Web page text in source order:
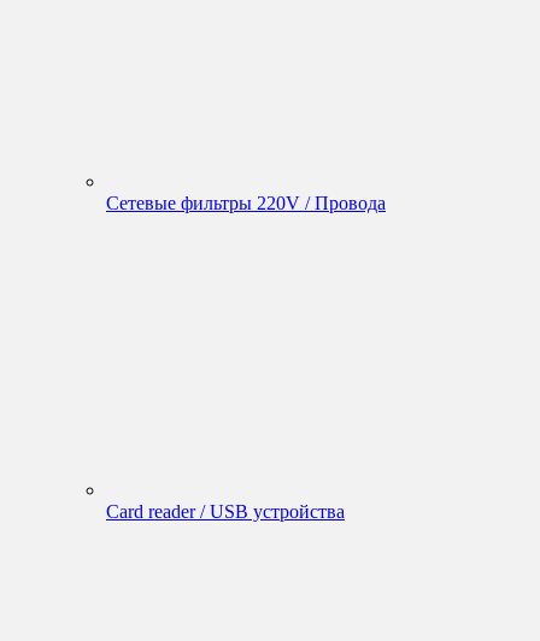
Сетевые фильтры 220V / Провода
Card reader / USB устройства